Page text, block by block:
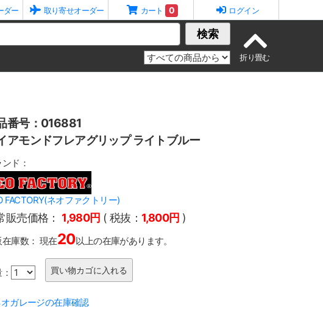
ダー 取り寄せオーダー カート 0 ログイン
検索
番号：016881
アモンドフレアグリップ ライトブルー
ド：
FACTORY(ネオファクトリー)
販売価格： 1,980円 ( 税抜： 1,800円 )
庫数： 現在20以上の在庫があります。
ガレージの在庫確認